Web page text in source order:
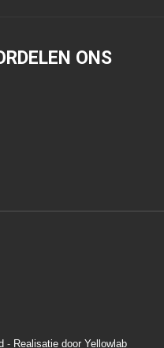
ONS
- Realisatie door Yellowlab